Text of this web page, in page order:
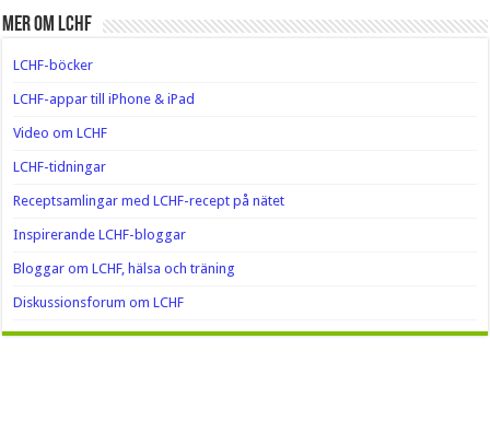
Mer om LCHF
LCHF-böcker
LCHF-appar till iPhone & iPad
Video om LCHF
LCHF-tidningar
Receptsamlingar med LCHF-recept på nätet
Inspirerande LCHF-bloggar
Bloggar om LCHF, hälsa och träning
Diskussionsforum om LCHF